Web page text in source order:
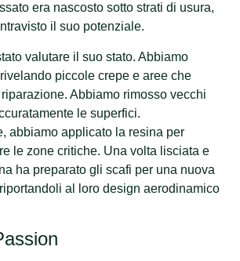
era nascosto sotto strati di usura,
il suo potenziale.
valutare il suo stato. Abbiamo
piccole crepe e aree che
Abbiamo rimosso vecchi
le superfici.
abbiamo applicato la resina per
le zone critiche. Una volta lisciata e
ha preparato gli scafi per una nuova
al loro design aerodinamico